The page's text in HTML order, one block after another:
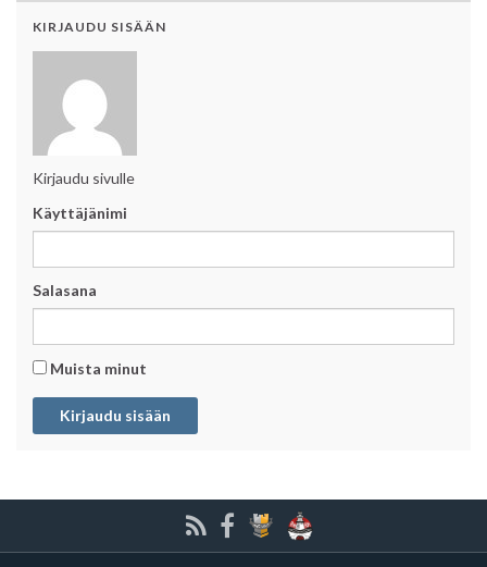
KIRJAUDU SISÄÄN
Kirjaudu sivulle
Käyttäjänimi
Salasana
Muista minut